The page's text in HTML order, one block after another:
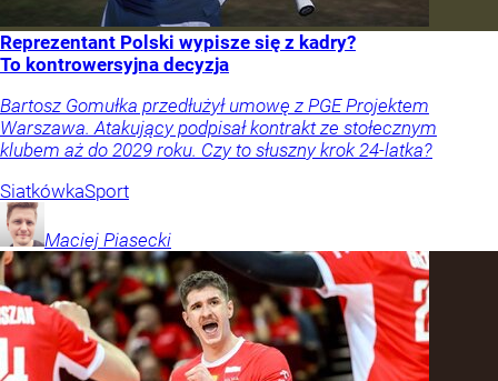
Reprezentant Polski wypisze się z kadry?
To kontrowersyjna decyzja
Bartosz Gomułka przedłużył umowę z PGE Projektem
Warszawa. Atakujący podpisał kontrakt ze stołecznym
klubem aż do 2029 roku. Czy to słuszny krok 24-latka?
SiatkówkaSport
Maciej Piasecki